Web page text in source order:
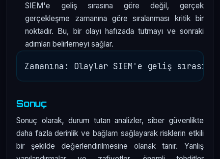
SIEM'e geliş sırasına göre değil, gerçek
gerçekleşme zamanına göre sıralanması kritik bir
noktadır. Bu, bir olayı hafızada tutmayı ve sonraki
adımları belirlemeyi sağlar.
Sonuç
Sonuç olarak, durum tutan analizler, siber güvenlikte
daha fazla derinlik ve bağlam sağlayarak risklerin etkili
bir şekilde değerlendirilmesine olanak tanır. Yanlış